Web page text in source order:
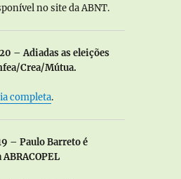
no site da ABNT.
– Adiadas as eleições
Crea/Mútua.
completa.
– Paulo Barreto é